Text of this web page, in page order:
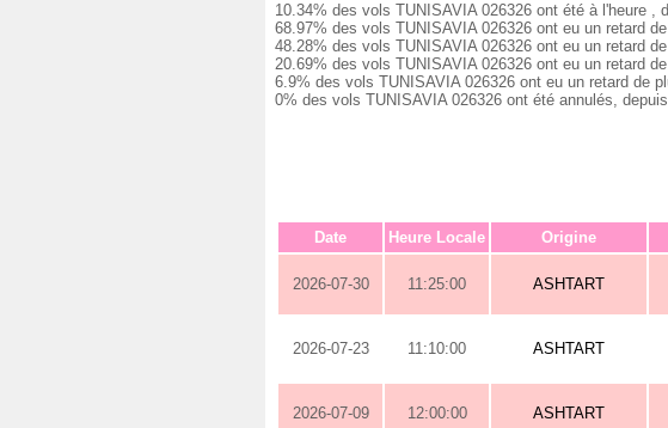
10.34% des vols TUNISAVIA 026326 ont été à l'heure ,
68.97% des vols TUNISAVIA 026326 ont eu un retard
48.28% des vols TUNISAVIA 026326 ont eu un retard
20.69% des vols TUNISAVIA 026326 ont eu un retard
6.9% des vols TUNISAVIA 026326 ont eu un retard de
0% des vols TUNISAVIA 026326 ont été annulés,
Date Heure Locale Origine
2026-07-30 11:25:00 ASHTART
2026-07-23 11:10:00 ASHTART
2026-07-09 12:00:00 ASHTART